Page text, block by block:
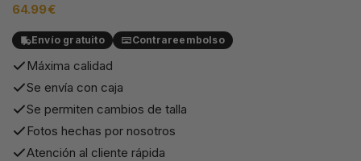
64.99€
Envío gratuito Contrareembolso
Máxima calidad
Se envía con caja
Se permiten cambios de talla
Fotos hechas por nosotros
Atención al cliente rápida